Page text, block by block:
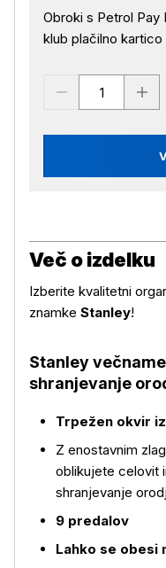
Obroki s Petrol Pay
klub plačilno kartico
Več o izdelku
Več o izdelku
Izberite kvalitetni
znamke Stanley!
Stanley
shranjevanje
Trpežen okvir
Z enostavnim
oblikujete celovit
shranjevanje
9 predalov
Lahko se obesi